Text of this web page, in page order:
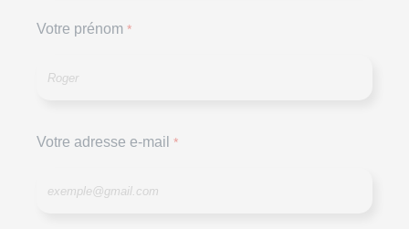
Votre prénom *
Votre adresse e-mail *